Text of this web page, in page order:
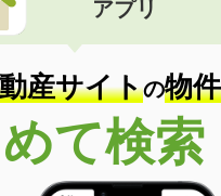
アプリ
産サイトの物件
て検索